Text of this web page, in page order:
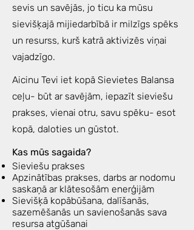
sevis un savējās, jo ticu ka mūsu
sievišķajā mijiedarbībā ir milzīgs spēks
un resurss, kurš katrā aktivizēs viņai
vajadzīgo.
Aicinu Tevi iet kopā Sievietes Balansa
ceļu- būt ar savējām, iepazīt sieviešu
prakses, vienai otru, savu spēku- esot
kopā, daloties un gūstot.
Kas mūs sagaida?
Sieviešu prakses
Apzinātības prakses, darbs ar nodomu
saskaņā ar klātesošām enerģijām
Sievišķā kopābūšana, dalīšanās,
sazemēšanās un savienošanās sava
resursa atgūšanai